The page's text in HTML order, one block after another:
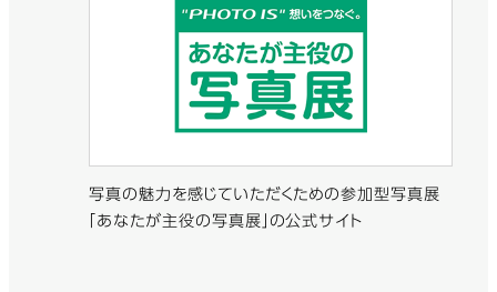
写真の魅力を感じていただくための参加型写真展
「あなたが主役の写真展」の公式サイト